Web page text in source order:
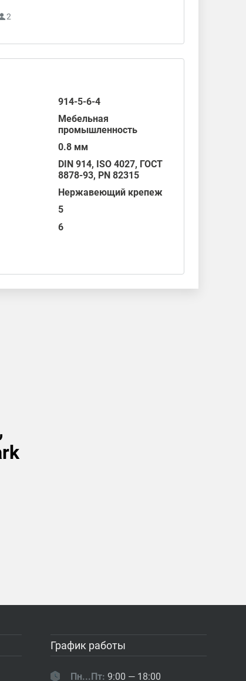
2
914-5-6-4
Мебельная
промышленность
0.8 мм
DIN 914, ISO 4027, ГОСТ
8878-93, PN 82315
Нержавеющий крепеж
5
6
График работы
Пн...Пт: 9:00 — 18:00